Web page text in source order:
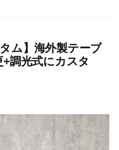
ム】海外製テーブ
調光式にカスタ